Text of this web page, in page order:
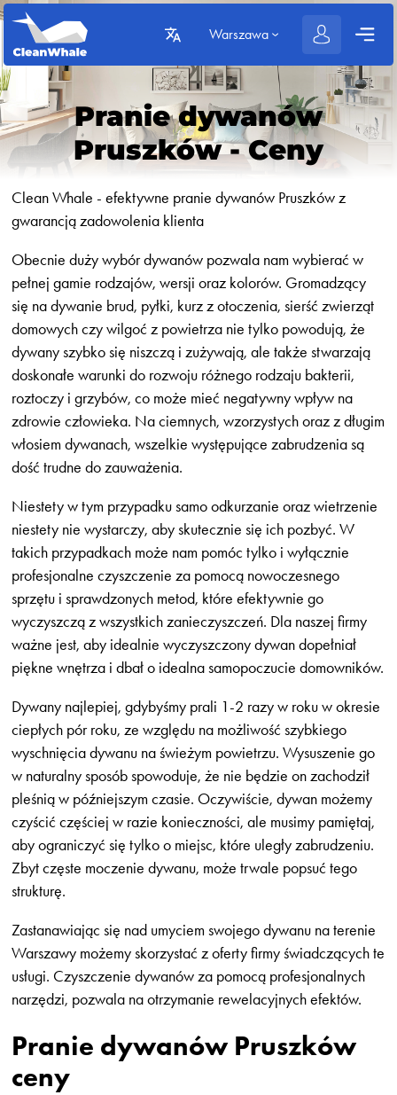
Warszawa
Pranie dywanów
Pruszków - Ceny
Clean Whale - efektywne pranie dywanów Pruszków z
gwarancją zadowolenia klienta
Obecnie duży wybór dywanów pozwala nam wybierać w
pełnej gamie rodzajów, wersji oraz kolorów. Gromadzący
się na dywanie brud, pyłki, kurz z otoczenia, sierść zwierząt
domowych czy wilgoć z powietrza nie tylko powodują, że
dywany szybko się niszczą i zużywają, ale także stwarzają
doskonałe warunki do rozwoju różnego rodzaju bakterii,
roztoczy i grzybów, co może mieć negatywny wpływ na
zdrowie człowieka. Na ciemnych, wzorzystych oraz z długim
włosiem dywanach, wszelkie występujące zabrudzenia są
dość trudne do zauważenia.
Niestety w tym przypadku samo odkurzanie oraz wietrzenie
niestety nie wystarczy, aby skutecznie się ich pozbyć. W
takich przypadkach może nam pomóc tylko i wyłącznie
profesjonalne czyszczenie za pomocą nowoczesnego
sprzętu i sprawdzonych metod, które efektywnie go
wyczyszczą z wszystkich zanieczyszczeń. Dla naszej firmy
ważne jest, aby idealnie wyczyszczony dywan dopełniał
piękne wnętrza i dbał o idealna samopoczucie domowników.
Dywany najlepiej, gdybyśmy prali 1-2 razy w roku w okresie
ciepłych pór roku, ze względu na możliwość szybkiego
wyschnięcia dywanu na świeżym powietrzu. Wysuszenie go
w naturalny sposób spowoduje, że nie będzie on zachodził
pleśnią w późniejszym czasie. Oczywiście, dywan możemy
czyścić częściej w razie konieczności, ale musimy pamiętaj,
aby ograniczyć się tylko o miejsc, które uległy zabrudzeniu.
Zbyt częste moczenie dywanu, może trwale popsuć tego
strukturę.
Zastanawiając się nad umyciem swojego dywanu na terenie
Warszawy możemy skorzystać z oferty firmy świadczących te
usługi. Czyszczenie dywanów za pomocą profesjonalnych
narzędzi, pozwala na otrzymanie rewelacyjnych efektów.
Pranie dywanów Pruszków
ceny